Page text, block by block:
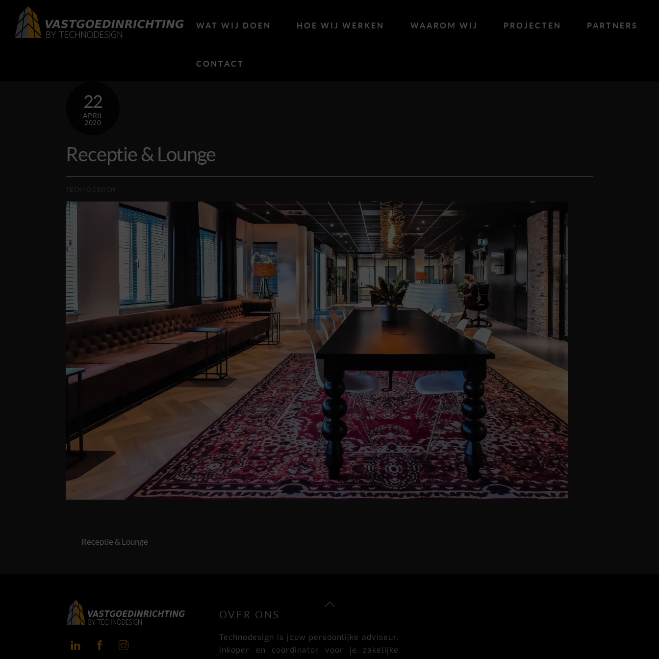
content
WAT WIJ DOEN HOE WIJ WERKEN WAAROM WIJ PROJECTEN PARTNERS
CONTACT
22
APRIL
2020
Receptie & Lounge
Receptie & Lounge
Back
LinkedInFacebook
OVER ONS
Technodesign is jouw persoonlijke adviseur,
inkoper en coördinator voor je zakelijke